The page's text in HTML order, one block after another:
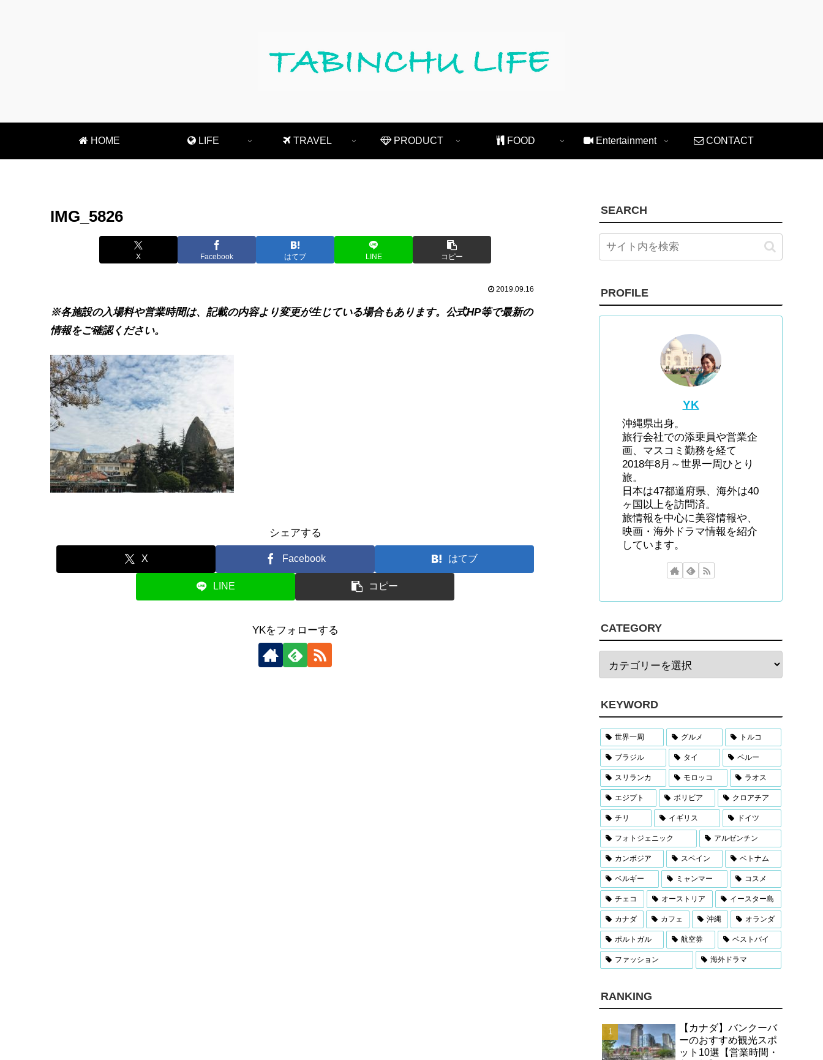
HOME LIFE TRAVEL PRODUCT FOOD Entertainment CONTACT
IMG_5826
X Facebook はてブ LINE コピー
2019.09.16
※各施設の入場料や営業時間は、記載の内容より変更が生じている場合もあります。公式HP等で最新の
情報をご確認ください。
シェアする
X Facebook はてブ
LINE コピー
YKをフォローする
SEARCH
PROFILE
YK
沖縄県出身。
旅行会社での添乗員や営業企
画、マスコミ勤務を経て
2018年8月～世界一周ひとり
旅。
日本は47都道府県、海外は40
ヶ国以上を訪問済。
旅情報を中心に美容情報や、
映画・海外ドラマ情報を紹介
しています。
CATEGORY
KEYWORD
世界一周 グルメ トルコ
ブラジル タイ ペルー
スリランカ モロッコ ラオス
エジプト ボリビア クロアチア
チリ イギリス ドイツ
フォトジェニック アルゼンチン
カンボジア スペイン ベトナム
ベルギー ミャンマー コスメ
チェコ オーストリア イースター島
カナダ カフェ 沖縄 オランダ
ポルトガル 航空券 ベストバイ
ファッション 海外ドラマ
RANKING
【カナダ】バンクーバ
ーのおすすめ観光スポ
ット10選【営業時間・